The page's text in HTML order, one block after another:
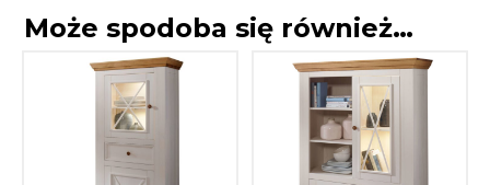
Może spodoba się również…